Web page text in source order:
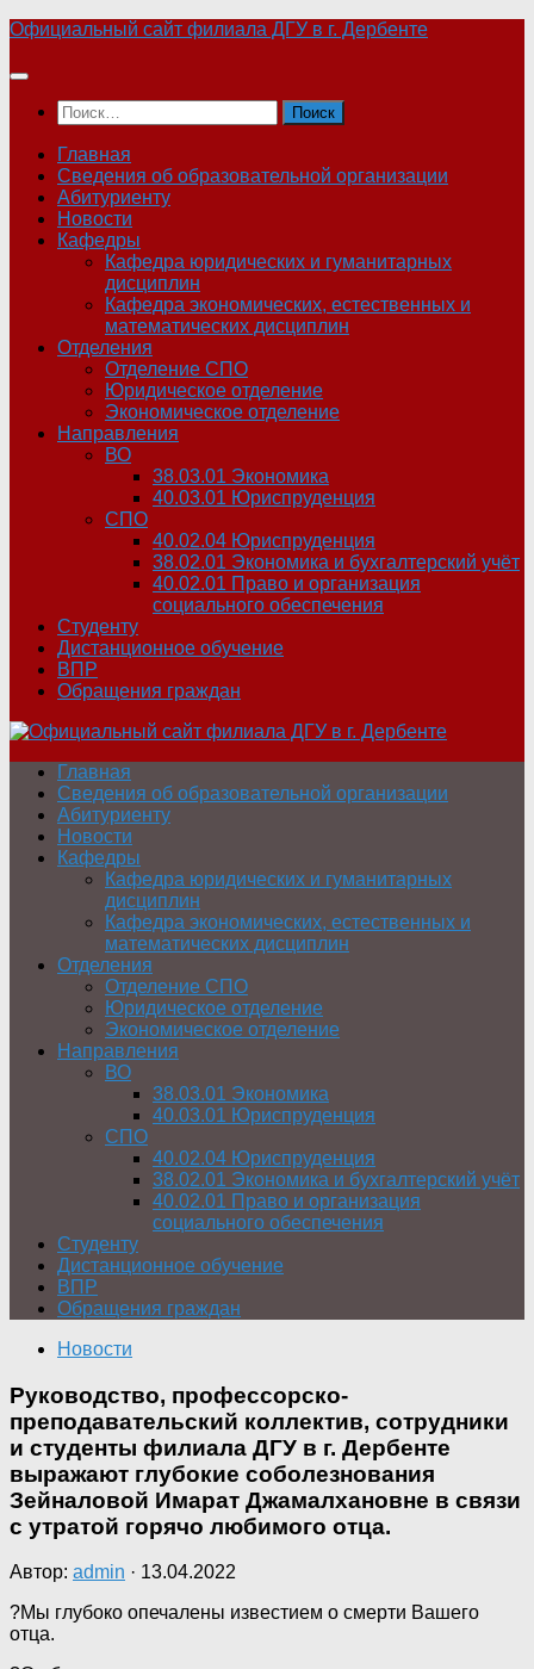
Skip
content
Официальный сайт филиала ДГУ в г. Дербенте
Найти:
Главная
Сведения об образовательной организации
Абитуриенту
Новости
Кафедры
Кафедра юридических и гуманитарных
дисциплин
Кафедра экономических, естественных и
математических дисциплин
Отделения
Отделение СПО
Юридическое отделение
Экономическое отделение
Направления
ВО
38.03.01 Экономика
40.03.01 Юриспруденция
СПО
40.02.04 Юриспруденция
38.02.01 Экономика и бухгалтерский учёт
40.02.01 Право и организация
социального обеспечения
Студенту
Дистанционное обучение
ВПР
Обращения граждан
Главная
Сведения об образовательной организации
Абитуриенту
Новости
Кафедры
Кафедра юридических и гуманитарных
дисциплин
Кафедра экономических, естественных и
математических дисциплин
Отделения
Отделение СПО
Юридическое отделение
Экономическое отделение
Направления
ВО
38.03.01 Экономика
40.03.01 Юриспруденция
СПО
40.02.04 Юриспруденция
38.02.01 Экономика и бухгалтерский учёт
40.02.01 Право и организация
социального обеспечения
Студенту
Дистанционное обучение
ВПР
Обращения граждан
Новости
Руководство, профессорско-
преподавательский коллектив, сотрудники
и студенты филиала ДГУ в г. Дербенте
выражают глубокие соболезнования
Зейналовой Имарат Джамалхановне в связи
с утратой горячо любимого отца.
Автор: admin · 13.04.2022
?Мы глубоко опечалены известием о смерти Вашего
отца.